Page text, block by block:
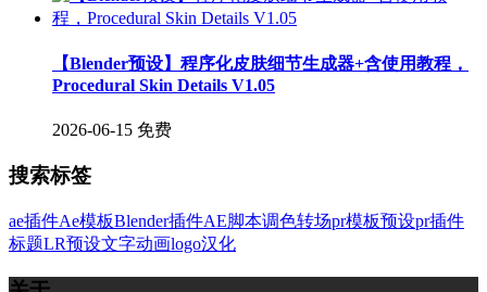
【Blender预设】程序化皮肤细节生成器+含使用教程，
Procedural Skin Details V1.05
2026-06-15 免费
搜索标签
ae插件Ae模板Blender插件AE脚本调色转场pr模板预设pr插件
标题LR预设文字动画logo汉化